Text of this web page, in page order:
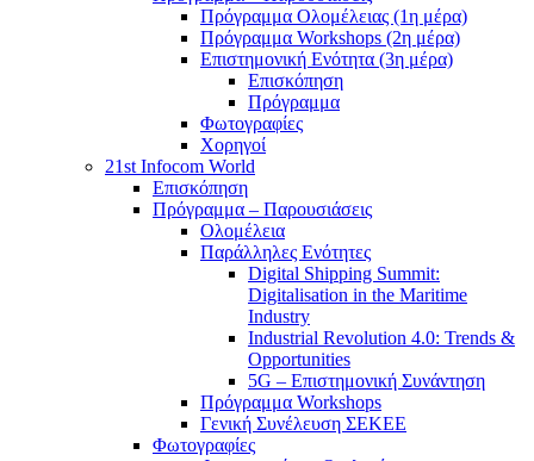
Πρόγραμμα Ολομέλειας (1η μέρα)
Πρόγραμμα Workshops (2η μέρα)
Επιστημονική Ενότητα (3η μέρα)
Επισκόπηση
Πρόγραμμα
Φωτογραφίες
Χορηγοί
21st Infocom World
Επισκόπηση
Πρόγραμμα – Παρουσιάσεις
Ολομέλεια
Παράλληλες Ενότητες
Digital Shipping Summit:
Digitalisation in the Maritime
Industry
Industrial Revolution 4.0: Trends &
Opportunities
5G – Επιστημονική Συνάντηση
Πρόγραμμα Workshops
Γενική Συνέλευση ΣΕΚΕΕ
Φωτογραφίες